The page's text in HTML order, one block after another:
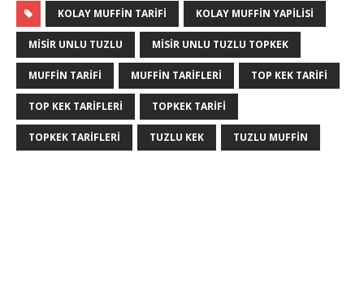
KOLAY MUFFIN TARIFI KOLAY MUFFIN YAPILISI
MISIR UNLU TUZLU MISIR UNLU TUZLU TOPKEK
MUFFIN TARIFI MUFFIN TARIFLERI TOP KEK TARIFI
TOP KEK TARIFLERI TOPKEK TARIFI
TOPKEK TARIFLERI TUZLU KEK TUZLU MUFFIN